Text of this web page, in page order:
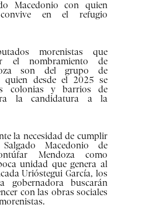
Macedonio con quien
convive en el refugio
morenistas que
el nombramiento de
son del grupo de
quien desde el 2025 se
colonias y barrios de
la candidatura a la
la necesidad de cumplir
Macedonio de
Mendoza como
unidad que genera al
Urióstegui García, los
gobernadora buscarán
con las obras sociales